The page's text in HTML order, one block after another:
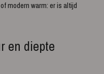
modern warm: er is altijd
en diepte